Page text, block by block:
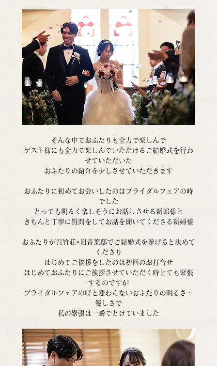
そんな中でおふたりも全力で楽しんで
ゲスト様にも全力で楽しんでいただけるご結婚式を行わ
せていただいた
おふたりの紹介を少しさせていただきます
おふたりに初めてお会いしたのはブライダルフェアの時
でした
とっても明るく楽しそうにお話しさせる新郎様と
きちんと丁寧に質問をしてお話を聞いてくださる新婦様
おふたりが呉竹荘×旧青葉邸でご結婚式を挙げると決めて
くださり
はじめてご挨拶をしたのは初回のお打合せ
はじめておふたりにご挨拶させていただく時とても緊張
するのですが
ブライダルフェアの時と変わらないおふたりの明るさ・
優しさで
私の緊張は一瞬でとけていました